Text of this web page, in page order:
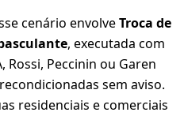
cenário envolveTroca de
, executada com
Rossi, Peccinin ou Garen
sem aviso.
residenciais e comerciais